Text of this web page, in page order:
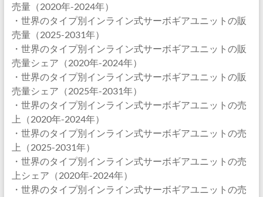
売量（2020年-2024年）
・世界のタイプ別インライン式サーボギアユニットの販
売量（2025-2031年）
・世界のタイプ別インライン式サーボギアユニットの販
売量シェア（2020年-2024年）
・世界のタイプ別インライン式サーボギアユニットの販
売量シェア（2025年-2031年）
・世界のタイプ別インライン式サーボギアユニットの売
上（2020年-2024年）
・世界のタイプ別インライン式サーボギアユニットの売
上（2025-2031年）
・世界のタイプ別インライン式サーボギアユニットの売
上シェア（2020年-2024年）
・世界のタイプ別インライン式サーボギアユニットの売